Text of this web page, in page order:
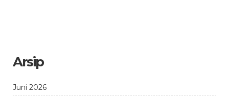
Arsip
Juni 2026